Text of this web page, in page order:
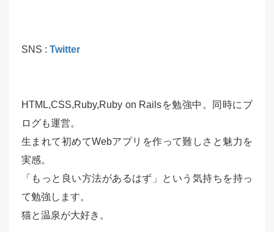
SNS : Twitter
HTML,CSS,Ruby,Ruby on Railsを勉強中。同時にブ
ログも運営。
生まれて初めてWebアプリを作って難しさと魅力を
実感。
「もっと良い方法があるはず」という気持ちを持っ
て勉強します。
猫と温泉が大好き。